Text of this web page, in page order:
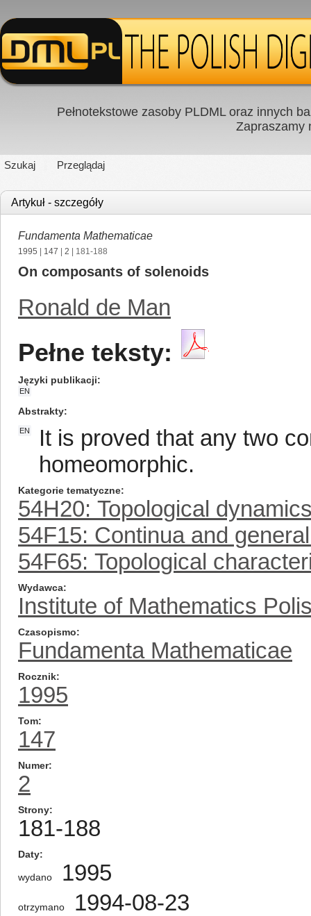
Pełnotekstowe zasoby PLDML oraz innych
Zapraszamy
Szukaj Przeglądaj
Artykuł - szczegóły
Fundamenta Mathematicae
1995 147 2 | 181-188
On composants of solenoids
Ronald de Man
Pełne teksty:
Języki publikacji
EN
Abstrakty
EN
It is proved that any two
homeomorphic.
Kategorie tematyczne
54H20: Topological
54F15: Continua and
54F65: Topological
Wydawca
Institute of Mathematics
Czasopismo
Fundamenta Mathematicae
Rocznik
1995
Tom
147
Numer
2
Strony
181-188
Daty
wydano 1995
otrzymano 1994-08-23